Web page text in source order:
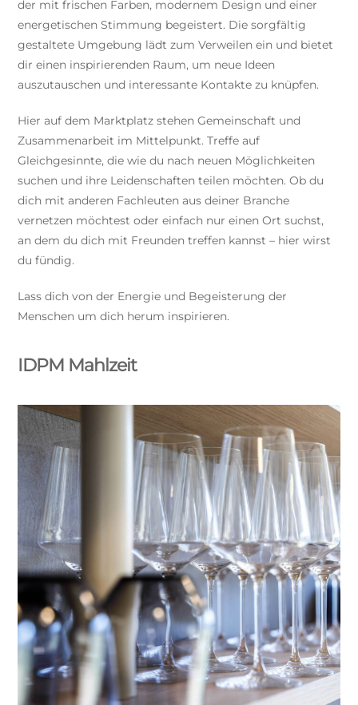
der mit frischen Farben, modernem Design und einer
energetischen Stimmung begeistert. Die sorgfältig
gestaltete Umgebung lädt zum Verweilen ein und bietet
dir einen inspirierenden Raum, um neue Ideen
auszutauschen und interessante Kontakte zu knüpfen.
Hier auf dem Marktplatz stehen Gemeinschaft und
Zusammenarbeit im Mittelpunkt. Treffe auf
Gleichgesinnte, die wie du nach neuen Möglichkeiten
suchen und ihre Leidenschaften teilen möchten. Ob du
dich mit anderen Fachleuten aus deiner Branche
vernetzen möchtest oder einfach nur einen Ort suchst,
an dem du dich mit Freunden treffen kannst – hier wirst
du fündig.
Lass dich von der Energie und Begeisterung der
Menschen um dich herum inspirieren.
IDPM Mahlzeit